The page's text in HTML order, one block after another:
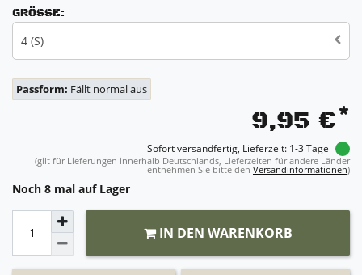
GRÖSSE:
4 (S)
Passform: Fällt normal aus
9,95 €*
Sofort versandfertig, Lieferzeit: 1-3 Tage
(gilt für Lieferungen innerhalb Deutschlands, Lieferzeiten für andere Länder
entnehmen Sie bitte den Versandinformationen)
Noch 8 mal auf Lager
IN DEN WARENKORB